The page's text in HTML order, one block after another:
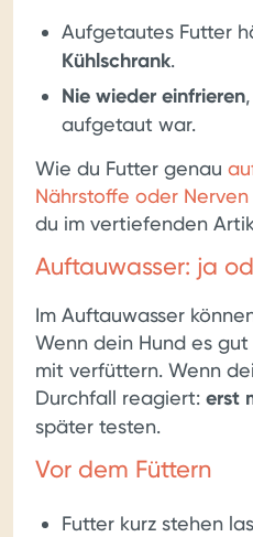
Aufgetautes Futter
Kühlschrank.
Nie wieder einfrieren
aufgetaut war.
Wie du Futter genau
Nährstoffe oder
du im vertiefenden
Auftauwasser: ja
Im Auftauwasser
Wenn dein Hund es
mit verfüttern. Wenn
Durchfall reagiert: erst
später testen.
Vor dem Füttern
Futter kurz stehen